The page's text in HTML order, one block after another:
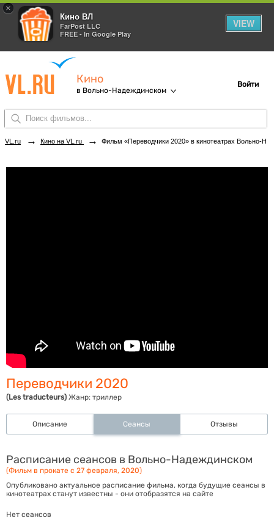
×
Кино ВЛ
FarPost LLC
FREE - In Google Play
VIEW
Кино
в Вольно-Надеждинском
Войти
VL.ru → Кино на VL.ru → Фильм «Переводчики 2020» в кинотеатрах Вольно-Надеждинского. Купить билеты!
Переводчики 2020
(Les traducteurs) Жанр: триллер
Описание Сеансы Отзывы
Расписание сеансов в Вольно-Надеждинском
(Фильм в прокате с 27 февраля, 2020)
Опубликовано актуальное расписание фильма, когда будущие сеансы в
кинотеатрах станут известны - они отобразятся на сайте
Нет сеансов